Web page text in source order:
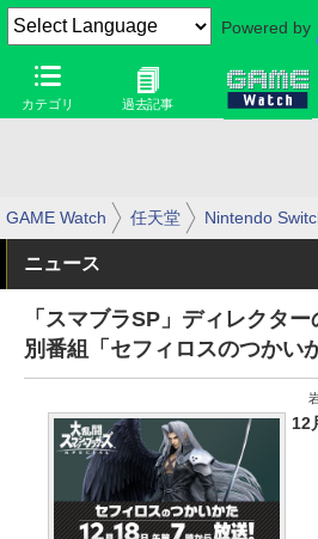
Powered by
カテゴリ 過去記事
GAME Watch 任天堂 Nintendo
ニュース
「スマブラSP」ディレクタ
別番組「セフィロスのつかい
12